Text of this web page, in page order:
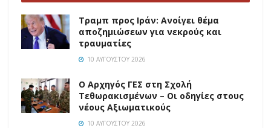
Τραμπ προς Ιράν: Ανοίγει θέμα
αποζημιώσεων για νεκρούς και
τραυματίες
10 ΑΥΓΟΎΣΤΟΥ 2026
O Αρχηγός ΓΕΣ στη Σχολή
Τεθωρακισμένων – Οι οδηγίες στους
νέους Αξιωματικούς
10 ΑΥΓΟΎΣΤΟΥ 2026